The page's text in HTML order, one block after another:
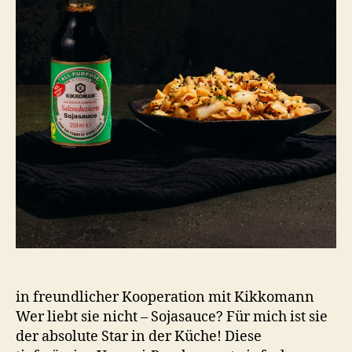
in freundlicher Kooperation mit Kikkomann
Wer liebt sie nicht – Sojasauce? Für mich ist sie
der absolute Star in der Küche! Diese